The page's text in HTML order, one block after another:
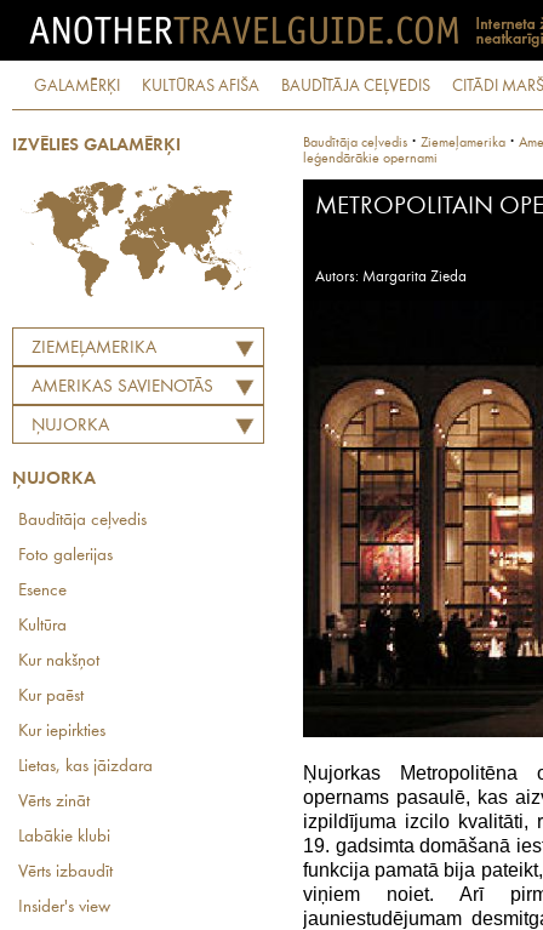
GALAMĒRĶI KULTŪRAS AFIŠA BAUDĪTĀJA CEĻVEDIS CITĀDI
IZVĒLIES GALAMĒRĶI
ZIEMEĻAMERIKA
AMERIKAS SAVIENOTĀS
VALSTIS
ŅUJORKA
ŅUJORKA
Baudītāja ceļvedis
Foto galerijas
Esence
Kultūra
Kur nakšņot
Kur paēst
Kur iepirkties
Lietas, kas jāizdara
Vērts zināt
Labākie klubi
Vērts izbaudīt
Insider's view
Baudītāja ceļvedis · Ziemeļamerika ·
leģendārākie opernami
METROPOLITAIN
Autors: Margarita Zieda
Ņujorkas
opernams pasaulē, kas
izpildījuma izcilo kvalitāti,
19. gadsimta domāšanā
funkcija pamatā bija
viņiem noiet. Arī
jauniestudējumam